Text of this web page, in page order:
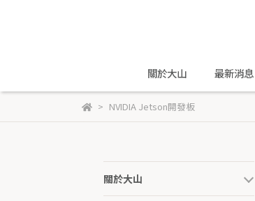
關於大山 最新消息
NVIDIA Jetson開發板
關於大山